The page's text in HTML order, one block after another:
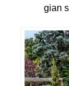
gian